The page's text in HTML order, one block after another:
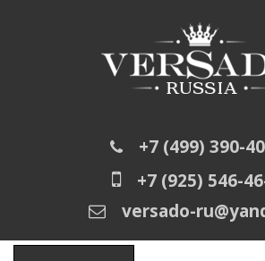
+7 (499) 390-
+7 (925) 546-
versado-